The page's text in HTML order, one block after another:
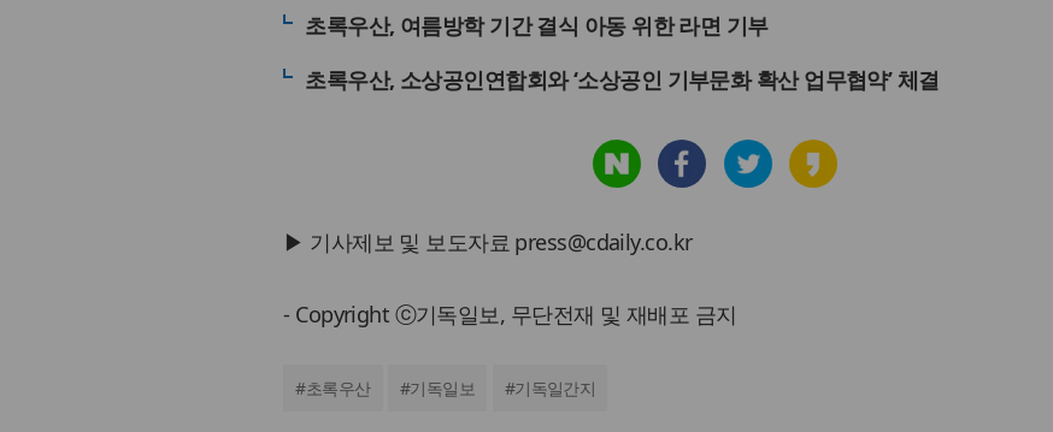
초록우산, 여름방학 기간 결식 아동 위한 라면 기부
초록우산, 소상공인연합회와 ‘소상공인 기부문화 확산 업무협약’ 체결
▶ 기사제보 및 보도자료 press@cdaily.co.kr
- Copyright ⓒ기독일보, 무단전재 및 재배포 금지
#초록우산 #기독일보 #기독일간지